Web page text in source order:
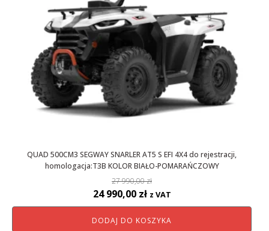
QUAD 500CM3 SEGWAY SNARLER AT5 S EFI 4X4 do rejestracji,
homologacja:T3B KOLOR BIAŁO-POMARAŃCZOWY
27 990,00zł
Pierwotna
cena
wynosiła:
24 990,00 złAktualna
cena
wynosi:
z VAT
DODAJ DO KOSZYKA